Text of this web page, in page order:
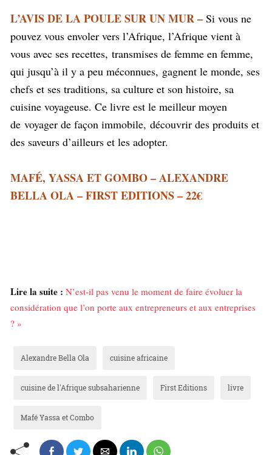
L’AVIS DE LA POULE SUR UN MUR – Si vous ne
pouvez vous envoler vers l’Afrique, l’Afrique vient à
vous avec ses recettes, transmises de femme en femme,
qui jusqu’à il y a peu méconnues, gagnent le monde, ses
chefs et ses traditions, sa culture et son histoire, sa
cuisine voyageuse. Ce livre est le meilleur moyen
de voyager de façon immobile, découvrir des produits et
des saveurs d’ailleurs et les adopter.
MAFÉ, YASSA ET GOMBO – ALEXANDRE
BELLA OLA – FIRST EDITIONS – 22€
Lire la suite : N’est-il pas venu le moment de faire évoluer la
considération que l’on porte aux entrepreneurs et aux entreprises
? »
Alexandre Bella Ola cuisine africaine
cuisine de l'Afrique subsaharienne First Editions livre
Mafé Yassa et Combo